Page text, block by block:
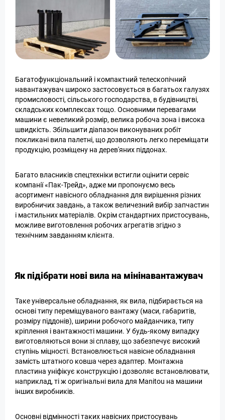
Багатофункціональний і компактний телескопічний
навантажувач широко застосовується в багатьох галузях
промисловості, сільського господарства, в будівництві,
складських комплексах тощо. Основними перевагами
машини є невеликий розмір, велика робоча зона і висока
швидкість. Збільшити діапазон виконуваних робіт
покликані вила палетні, що дозволяють легко переміщати
продукцію, розміщену на дерев'яних піддонах.
Багато власників спецтехніки встигли оцінити сервіс
компанії «Пак-Трейд», адже ми пропонуємо весь
асортимент навісного обладнання для вирішення різних
виробничих завдань, а також величезний вибір запчастин
і мастильних матеріалів. Окрім стандартних пристосувань,
можливе виготовлення робочих агрегатів згідно з
технічним завданням клієнта.
Як підібрати нові вила на мінінавантажувач
Таке універсальне обладнання, як вила, підбирається на
основі типу переміщуваного вантажу (маси, габаритів,
розміру піддонів), ширини робочого майданчика, типу
кріплення і вантажності машини. У будь-якому випадку
виготовляються вони зі сплаву, що забезпечує високий
ступінь міцності. Встановлюється навісне обладнання
замість штатного ковша через адаптер. Монтажна
пластина уніфікує конструкцію і дозволяє встановлювати,
наприклад, ті ж оригінальні вила для Manitou на машини
інших виробників.
Основні відмінності таких навісних пристосувань